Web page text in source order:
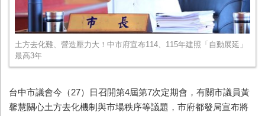
土方去化難、營造壓力大！中市府宣布114、115年建照「自動展延」
最高3年
台中市議會今（27）日召開第4屆第7次定期會，有關市議員黃
馨慧關心土方去化機制與市場秩序等議題，市府都發局宣布將